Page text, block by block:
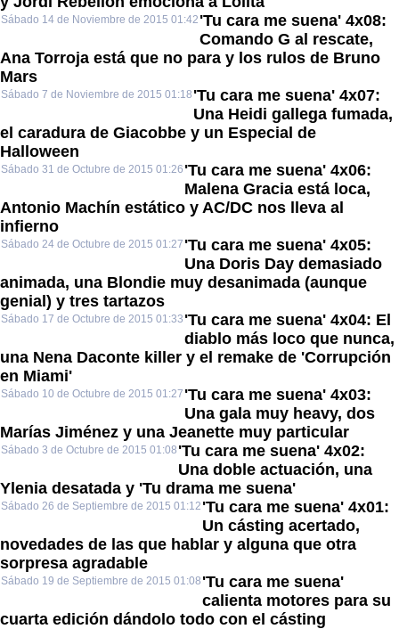
Sábado 14 de Noviembre de 2015 01:42 'Tu cara me suena' 4x08:
Comando G al rescate,
Ana Torroja está que no para y los rulos de Bruno
Mars
Sábado 7 de Noviembre de 2015 01:18 'Tu cara me suena' 4x07:
Una Heidi gallega fumada,
el caradura de Giacobbe y un Especial de
Halloween
Sábado 31 de Octubre de 2015 01:26 'Tu cara me suena' 4x06:
Malena Gracia está loca,
Antonio Machín estático y AC/DC nos lleva al
infierno
Sábado 24 de Octubre de 2015 01:27 'Tu cara me suena' 4x05:
Una Doris Day demasiado
animada, una Blondie muy desanimada (aunque
genial) y tres tartazos
Sábado 17 de Octubre de 2015 01:33 'Tu cara me suena' 4x04: El
diablo más loco que nunca,
una Nena Daconte killer y el remake de 'Corrupción
en Miami'
Sábado 10 de Octubre de 2015 01:27 'Tu cara me suena' 4x03:
Una gala muy heavy, dos
Marías Jiménez y una Jeanette muy particular
Sábado 3 de Octubre de 2015 01:08 'Tu cara me suena' 4x02:
Una doble actuación, una
Ylenia desatada y 'Tu drama me suena'
Sábado 26 de Septiembre de 2015 01:12 'Tu cara me suena' 4x01:
Un cásting acertado,
novedades de las que hablar y alguna que otra
sorpresa agradable
Sábado 19 de Septiembre de 2015 01:08 'Tu cara me suena'
calienta motores para su
cuarta edición dándolo todo con el cásting